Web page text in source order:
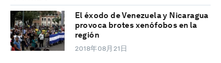
El éxodo de Venezuela y Nicaragua
provoca brotes xenófobos en la
región
2018年08月21日